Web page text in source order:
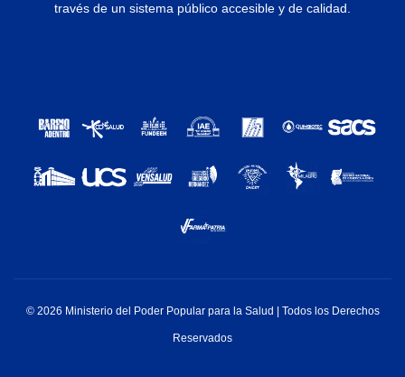
través de un sistema público accesible y de calidad.
© 2026 Ministerio del Poder Popular para la Salud | Todos los Derechos
Reservados